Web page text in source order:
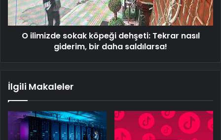
nasıl
giderim,
bir
O ilimizde sokak köpeği dehşeti: Tekrar nasıl
giderim, bir daha saldılarsa!
İlgili Makaleler